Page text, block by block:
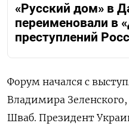
«Русский дом» в
переименовали в
преступлений
Форум начался с
Владимира
Шваб. Президент